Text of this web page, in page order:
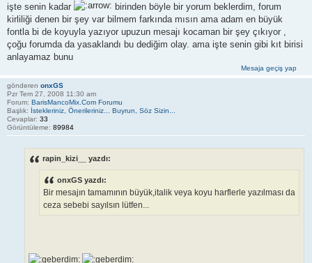
işte senin kadar
birinden böyle bir yorum beklerdim, forum
kirliliği denen bir şey var bilmem farkında mısın ama adam en büyük
fontla bi de koyuyla yazıyor upuzun mesajı kocaman bir şey çıkıyor ,
çoğu forumda da yasaklandı bu dediğim olay. ama işte senin gibi kıt birisi
anlayamaz bunu
Mesaja geçiş yap
gönderen onxGS
Pzr Tem 27, 2008 11:30 am
Forum: BarisMancoMix.Com Forumu
Başlık: İstekleriniz, Önerileriniz... Buyrun, Söz Sizin...
Cevaplar: 33
Görüntüleme: 89984
rapin_kizi__ yazdı:
onxGS yazdı:
Bir mesajın tamamının büyük,italik veya koyu harflerle yazılması da
ceza sebebi sayılsın lütfen...